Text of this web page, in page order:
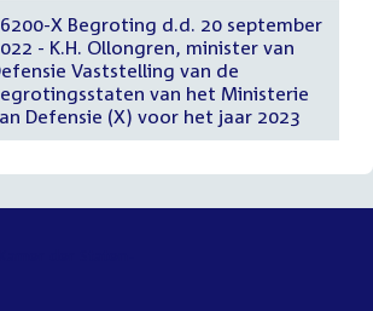
X Begroting d.d. 20 september
- K.H. Ollongren, minister van
Vaststelling van de
van het Ministerie
Defensie (X) voor het jaar 2023